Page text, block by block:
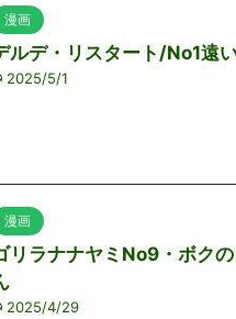
漫画
ルデ・リスタート/No1遠
2025/5/1
漫画
リラナナヤミNo9・ボク
2025/4/29